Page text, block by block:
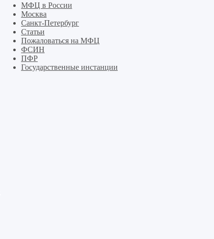
МФЦ в России
Москва
Санкт-Петербург
Статьи
Пожаловаться на МФЦ
ФСИН
ПФР
Государственные инстанции